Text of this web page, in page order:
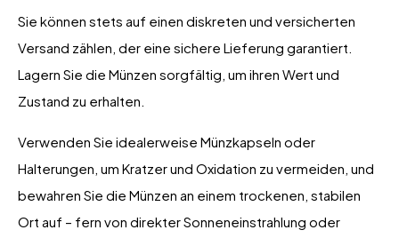
Sie können stets auf einen diskreten und versicherten
Versand zählen, der eine sichere Lieferung garantiert.
Lagern Sie die Münzen sorgfältig, um ihren Wert und
Zustand zu erhalten.
Verwenden Sie idealerweise Münzkapseln oder
Halterungen, um Kratzer und Oxidation zu vermeiden, und
bewahren Sie die Münzen an einem trockenen, stabilen
Ort auf – fern von direkter Sonneneinstrahlung oder